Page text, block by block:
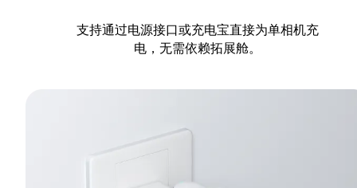
支持通过电源接口或充电宝直接为单相机充
电，无需依赖拓展舱。